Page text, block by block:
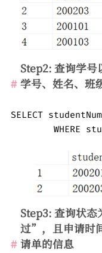
Step2: 查询学
学号、姓名、班
SELECT
WHERE
Step3: 查询状
过”，且申请时
请单的信息